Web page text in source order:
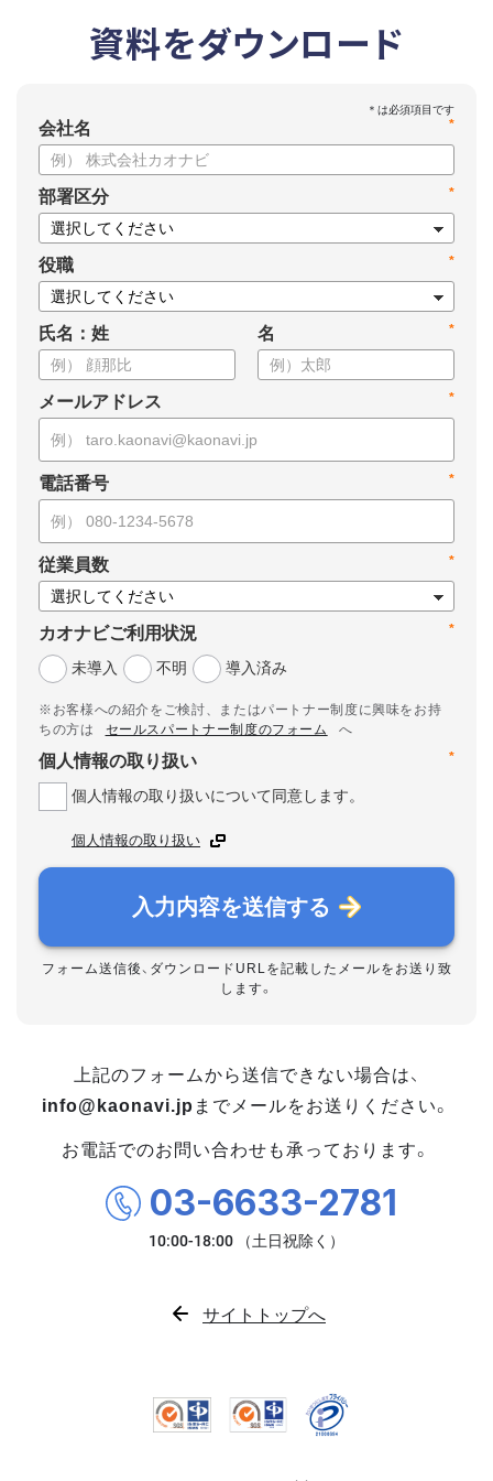
資料をダウンロード
*
会社名
*
部署区分
*
役職
氏名：姓 *
名
*
メールアドレス
*
電話番号
*
従業員数
*
カオナビご利用状況
未導入
不明 導入済み
※お客様への紹介をご検討、またはパートナー制度に興味をお持
ちの方は
セールスパートナー制度のフォーム
へ
*
個人情報の取り扱い
個人情報の取り扱いについて同意します。
個人情報の取り扱い
入力内容を送信する
フォーム送信後、ダウンロードURLを記載したメールをお送り致
します。
上記のフォームから送信できない場合は、
info@kaonavi.jp までメールをお送りください。
お電話でのお問い合わせも承っております。
03-6633-2781
サイトトップへ